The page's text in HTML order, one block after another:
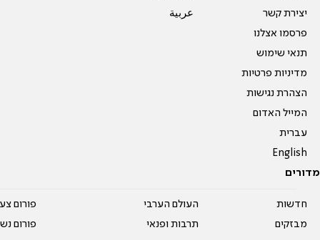
יצירת קשר
פרסמו אצלנו
תנאי שימוש
מדיניות פרטיות
הצהרת נגישות
המייל האדום
עברית
English
عربية
מדורים
חדשות
מבזקים
העולם הערבי
תרבות ופנאי
פורום
פורום